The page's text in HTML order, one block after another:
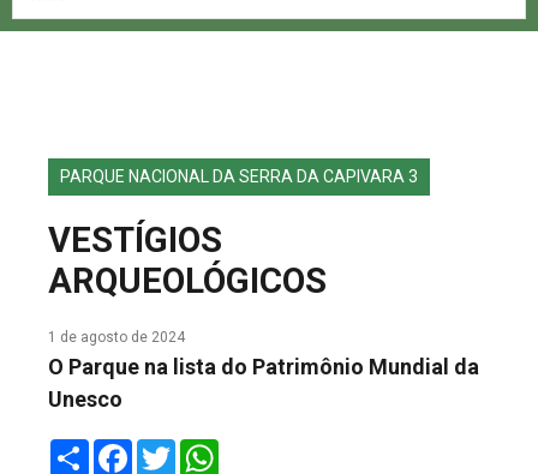
EDIÇÕES ANTERIORES
FALE CONOSCO
PARQUE NACIONAL DA SERRA DA CAPIVARA 3
VESTÍGIOS
ARQUEOLÓGICOS
1 de agosto de 2024
O Parque na lista do Patrimônio Mundial da
Unesco
ShareFacebook
Twitter